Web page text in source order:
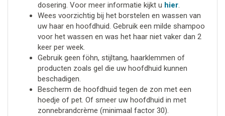
dosering. Voor meer informatie kijkt u hier.
Wees voorzichtig bij het borstelen en wassen van
uw haar en hoofdhuid. Gebruik een milde shampoo
voor het wassen en was het haar niet vaker dan 2
keer per week.
Gebruik geen föhn, stijltang, haarklemmen of
producten zoals gel die uw hoofdhuid kunnen
beschadigen.
Bescherm de hoofdhuid tegen de zon met een
hoedje of pet. Of smeer uw hoofdhuid in met
zonnebrandcrème (minimaal factor 30).